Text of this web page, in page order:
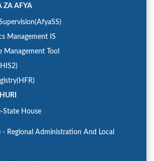
ZA AFYA
Management IS
Management Tool
State House
- Regional Administration And Local